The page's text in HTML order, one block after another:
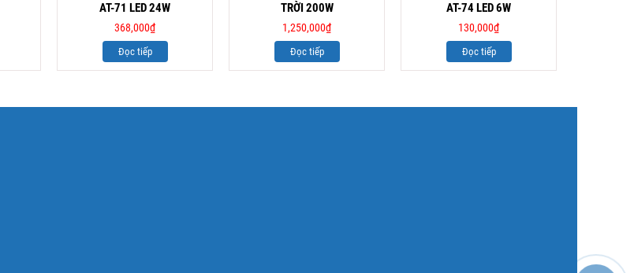
AT-71 LED 24W
368,000₫
Đọc tiếp
TRỜI 200W
1,250,000₫
Đọc tiếp
AT-74 LED 6W
130,000₫
Đọc tiếp